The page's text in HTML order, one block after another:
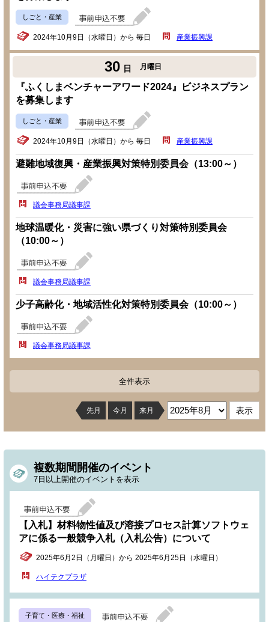
しごと・産業
2024年10月9日（水曜日）から 毎日 産業振興課
30 日 月曜日
『ふくしまベンチャーアワード2024』ビジネスプラン
を募集します
しごと・産業
2024年10月9日（水曜日）から 毎日 産業振興課
避難地域復興・産業振興対策特別委員会（13:00～）
議会事務局議事課
地球温暖化・災害に強い県づくり対策特別委員会
（10:00～）
議会事務局議事課
少子高齢化・地域活性化対策特別委員会（10:00～）
議会事務局議事課
全件表示
先月 今月 来月
複数期間開催のイベント
7日以上開催のイベントを表示
【入札】材料物性値及び溶接プロセス計算ソフトウェ
アに係る一般競争入札（入札公告）について
2025年6月2日（月曜日）から 2025年6月25日（水曜日）
ハイテクプラザ
子育て・医療・福祉